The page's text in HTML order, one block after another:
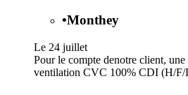
•Monthey
Le 24 juillet
Pour le compte denotre client,
ventilation CVC 100% CDI (H/F/